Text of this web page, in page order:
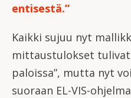
entisestä.”
Kaikki sujuu nyt
mittaustulokset tulivat
paloissa”, mutta nyt
suoraan EL-VIS-